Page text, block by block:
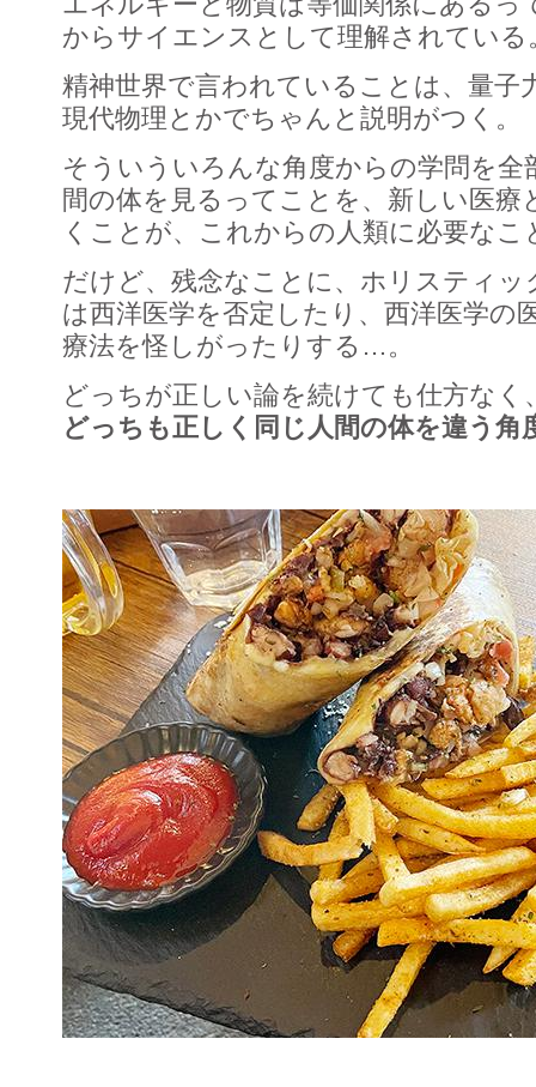
からサイエンスとして理解されている
精神世界で言われていることは、量子
現代物理とかでちゃんと説明がつく。
そういういろんな角度からの学問を全
間の体を見るってことを、新しい医
くことが、これからの人類に必要なこ
だけど、残念なことに、ホリスティ
は西洋医学を否定したり、西洋医学の
療法を怪しがったりする…。
どっちが正しい論を続けても仕方なく
どっちも正しく同じ人間の体を違う角